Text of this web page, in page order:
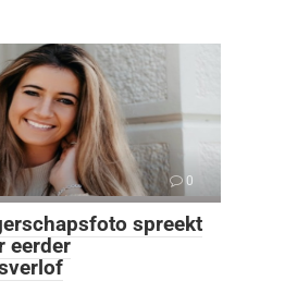
0
spreekt
eerder